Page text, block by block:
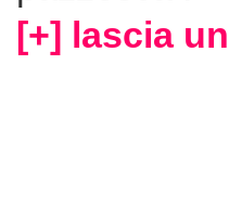
[+] lascia